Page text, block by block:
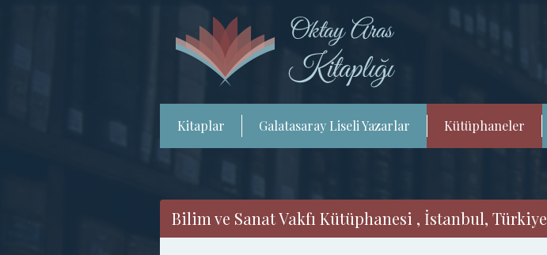
Kitaplar Galatasaray Liseli Yazarlar Kütüphaneler
Bilim ve Sanat Vakfı Kütüphanesi , İstanbul, Türkiye